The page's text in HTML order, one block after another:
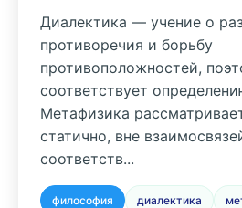
Диалектика — учение о
противоречия и борьбу
противоположностей,
соответствует
Метафизика
статично, вне
соответств...
философия диалектика